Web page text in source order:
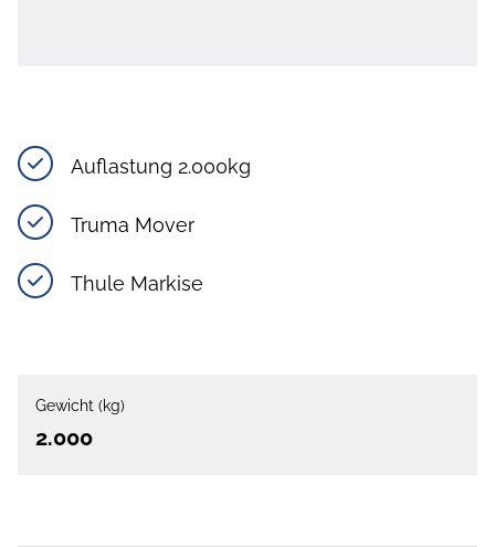
Auflastung 2.000kg
Truma Mover
Thule Markise
Gewicht (kg)
2.000